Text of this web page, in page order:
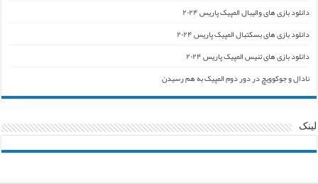
دانلود بازی های والیبال المپیک پاریس ۲۰۲۴
دانلود بازی های بسکتبال المپیک پاریس ۲۰۲۴
دانلود بازی های تنیس المپیک پاریس ۲۰۲۴
نادال و جوکوویچ در دور دوم المپیک به هم رسیدن
لینک